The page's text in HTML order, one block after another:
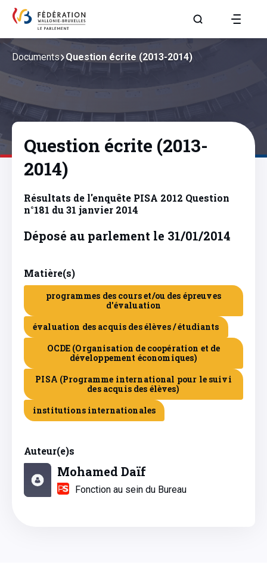
Aller à la page
Documents Question écrite (2013-2014)
Question écrite (2013-
2014)
Résultats de l'enquête PISA 2012 Question
n°181 du 31 janvier 2014
Déposé au parlement le 31/01/2014
Matière(s)
programmes des cours et/ou des épreuves
d'évaluation
évaluation des acquis des élèves / étudiants
OCDE (Organisation de coopération et de
développement économiques)
PISA (Programme international pour le suivi
des acquis des élèves)
institutions internationales
Auteur(e)s
Mohamed Daïf
Fonction au sein du Bureau